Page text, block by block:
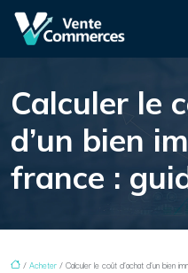
Calculer le
d’un bien
france :
/ Acheter / Calculer le coût d’achat d’un bien